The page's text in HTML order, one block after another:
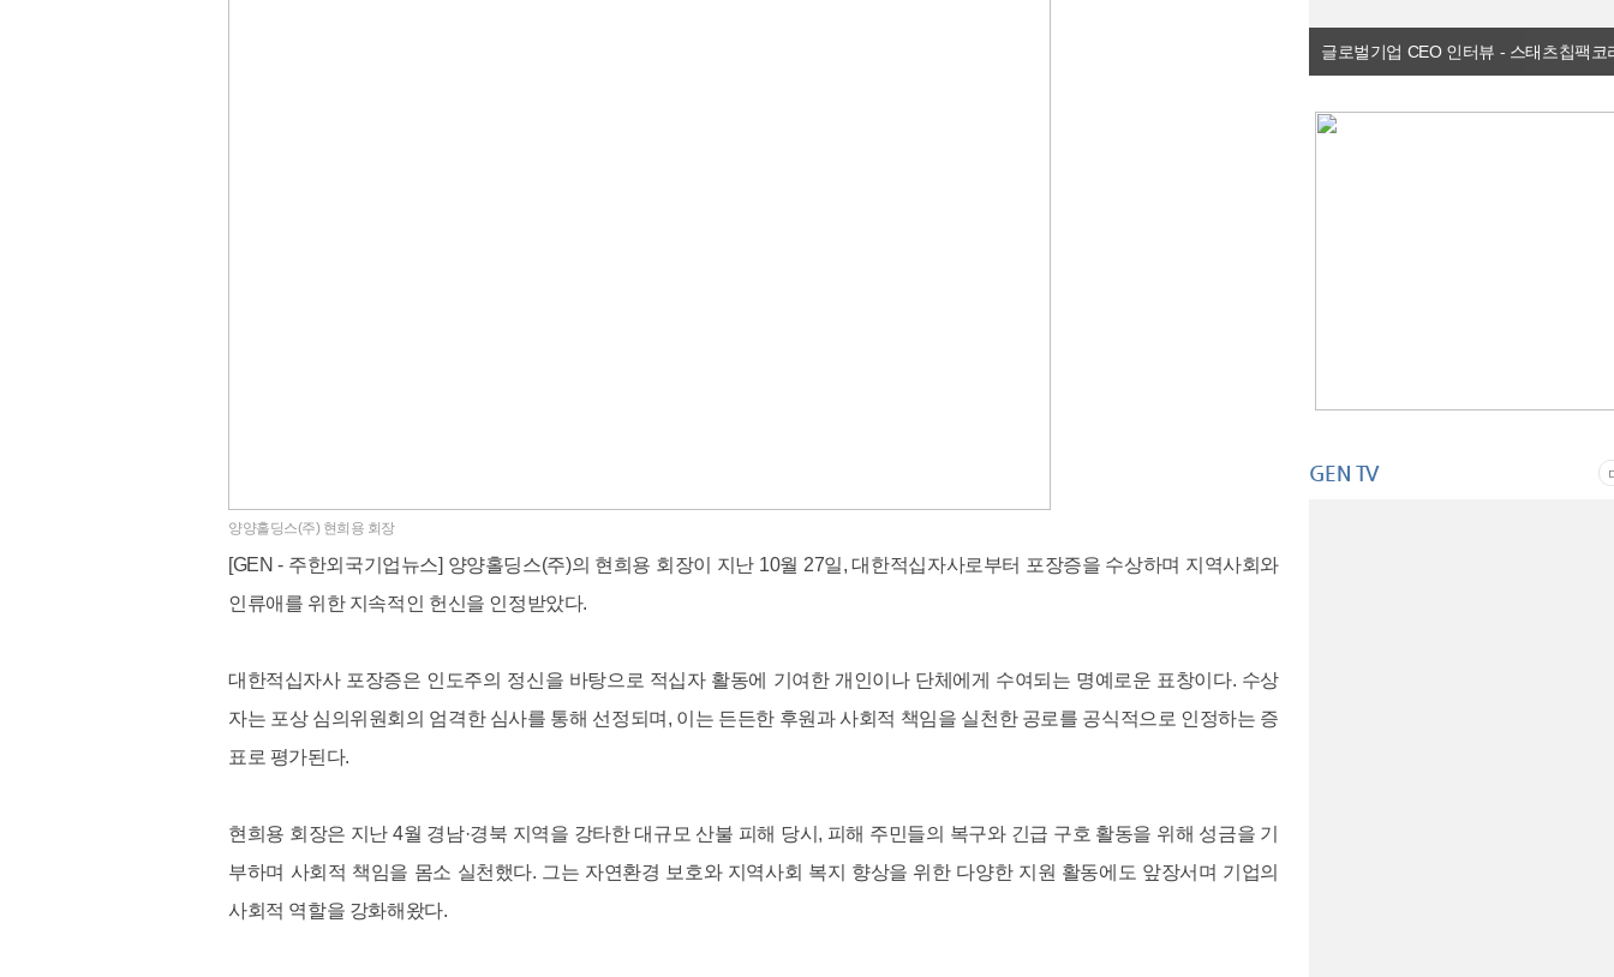
양양홀딩스(주) 현희용 회장
[GEN - 주한외국기업뉴스] 양양홀딩스(주)의 현희용 회장이 지난 10월 27일, 대한적십자사로부터 포장증을 수상하며 지역사회와
인류애를 위한 지속적인 헌신을 인정받았다.
대한적십자사 포장증은 인도주의 정신을 바탕으로 적십자 활동에 기여한 개인이나 단체에게 수여되는 명예로운 표창이다. 수상
자는 포상 심의위원회의 엄격한 심사를 통해 선정되며, 이는 든든한 후원과 사회적 책임을 실천한 공로를 공식적으로 인정하는 증
표로 평가된다.
현희용 회장은 지난 4월 경남·경북 지역을 강타한 대규모 산불 피해 당시, 피해 주민들의 복구와 긴급 구호 활동을 위해 성금을 기
부하며 사회적 책임을 몸소 실천했다. 그는 자연환경 보호와 지역사회 복지 향상을 위한 다양한 지원 활동에도 앞장서며 기업의
사회적 역할을 강화해왔다.
GEN TV